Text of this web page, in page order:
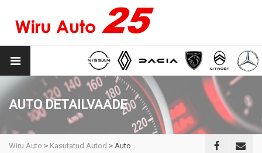
AUTO DETAILVAADE
Wiru Auto > Kasutatud Autod > Auto